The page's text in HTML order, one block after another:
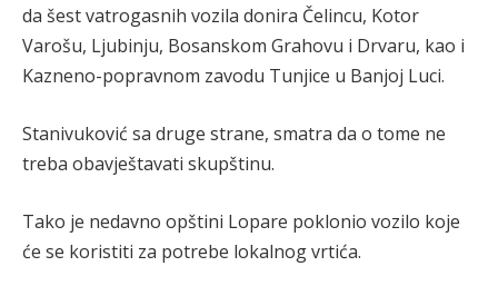
da šest vatrogasnih vozila donira Čelincu, Kotor
Varošu, Ljubinju, Bosanskom Grahovu i Drvaru, kao i
Kazneno-popravnom zavodu Tunjice u Banjoj Luci.
Stanivuković sa druge strane, smatra da o tome ne
treba obavještavati skupštinu.
Tako je nedavno opštini Lopare poklonio vozilo koje
će se koristiti za potrebe lokalnog vrtića.